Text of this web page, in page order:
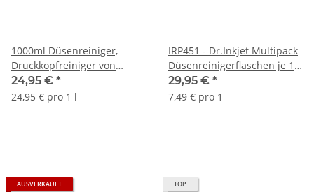
1000ml Düsenreiniger,
Druckkopfreiniger von
Dr.Inkjet für
Druckerpatronen und
24,95 € *
24,95 € pro 1 l
IRP451 - Dr.Inkjet Multipack
Düsenreinigerflaschen je 1x
BCMY für Epson
Ecotankdrucker
29,95 € *
7,49 € pro 1
AUSVERKAUFT TOP